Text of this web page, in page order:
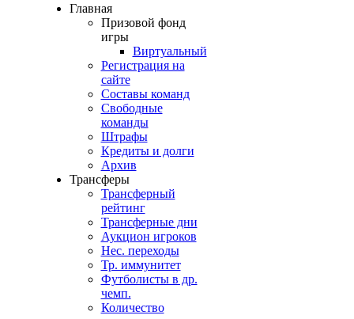
Главная
Призовой фонд
игры
Виртуальный
Регистрация на
сайте
Составы команд
Свободные
команды
Штрафы
Кредиты и долги
Архив
Трансферы
Трансферный
рейтинг
Трансферные дни
Аукцион игроков
Нес. переходы
Тр. иммунитет
Футболисты в др.
чемп.
Количество